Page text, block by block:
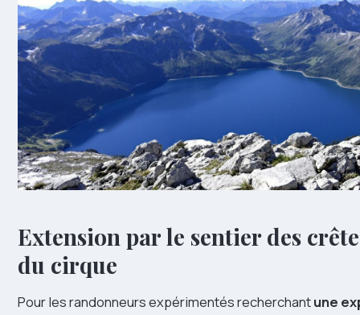
Extension par le sentier des
du cirque
Pour les randonneurs expérimentés recherchantune